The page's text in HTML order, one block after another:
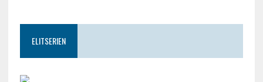
ELITSERIEN